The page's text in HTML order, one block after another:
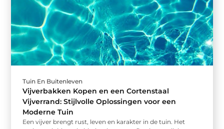
Tuin En Buitenleven
Vijverbakken Kopen en een Cortenstaal
Vijverrand: Stijlvolle Oplossingen voor een
Moderne Tuin
Een vijver brengt rust, leven en karakter in de tuin. Het